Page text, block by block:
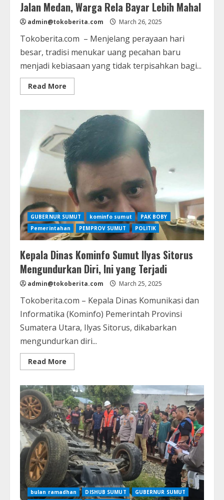
Jalan Medan, Warga Rela Bayar Lebih Mahal
admin@tokoberita.com March 26, 2025
Tokoberita.com – Menjelang perayaan hari
besar, tradisi menukar uang pecahan baru
menjadi kebiasaan yang tidak terpisahkan bagi...
Read More
more
Penukaran
Uang
Baru
di
Pinggir
Jalan
Medan,
Warga
Rela
Bayar
Lebih
Mahal
GUBERNUR SUMUT kominfo sumut
PAK BOBY
Pemerintahan
PEMPROV SUMUT POLITIK
Kepala Dinas Kominfo Sumut Ilyas Sitorus
Mengundurkan Diri, Ini yang Terjadi
admin@tokoberita.com March 25, 2025
Tokoberita.com – Kepala Dinas Komunikasi dan
Informatika (Kominfo) Pemerintah Provinsi
Sumatera Utara, Ilyas Sitorus, dikabarkan
mengundurkan diri...
Read More
more
Dinas
Kominfo
Sumut
Ilyas
Sitorus
Mengundurkan
Diri,
Ini
yang
Terjadi
bulan ramadhan DISHUB SUMUT
GUBERNUR SUMUT